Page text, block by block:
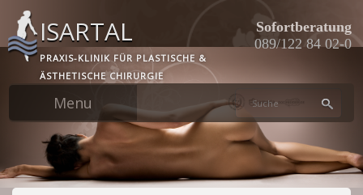
Skip
main
content
ISARTAL
PRAXIS-KLINIK FÜR PLASTISCHE &
ÄSTHETISCHE CHIRURGIE
Sofortberatung
089/122 84 02-0